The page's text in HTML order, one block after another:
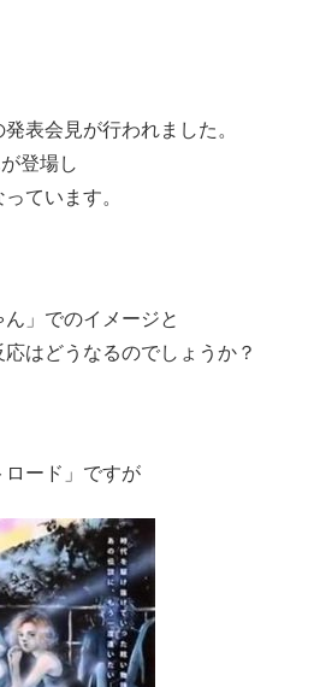
表会見が行われました。
登場し
ています。
」でのイメージと
はどうなるのでしょうか？
ロード」ですが